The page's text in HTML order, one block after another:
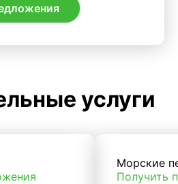
услуги
Морские
Получить